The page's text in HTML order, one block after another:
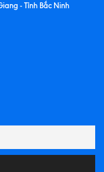
- Tỉnh Bắc Ninh